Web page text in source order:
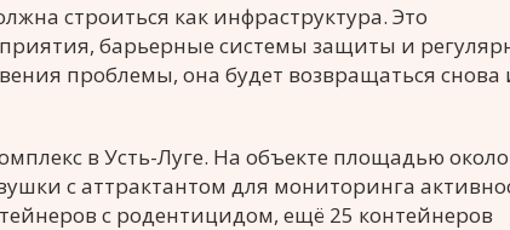
строиться как инфраструктура. Это
барьерные системы защиты и
проблемы, она будет возвращаться снова
в Усть-Луге. На объекте площадью около
с аттрактантом для мониторинга
с родентицидом, ещё 25 контейнеров